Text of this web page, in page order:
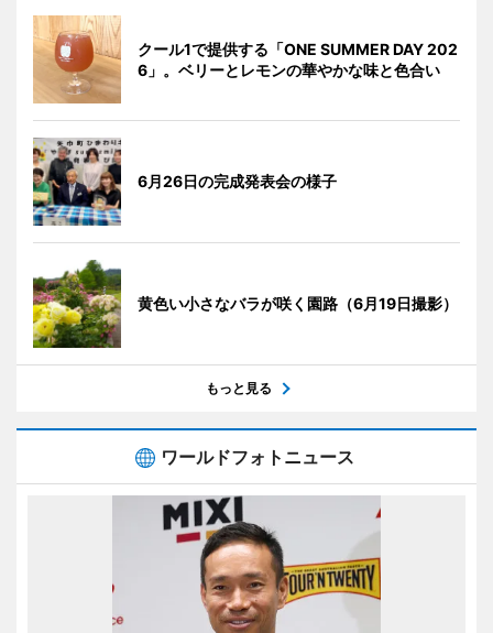
クール1で提供する「ONE SUMMER DAY 202
6」。ベリーとレモンの華やかな味と色合い
6月26日の完成発表会の様子
黄色い小さなバラが咲く園路（6月19日撮影）
もっと見る
ワールドフォトニュース